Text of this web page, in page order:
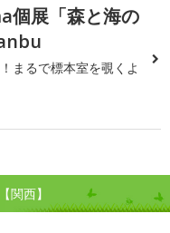
個展「森と海の
まるで標本室を覗くよ
関西】